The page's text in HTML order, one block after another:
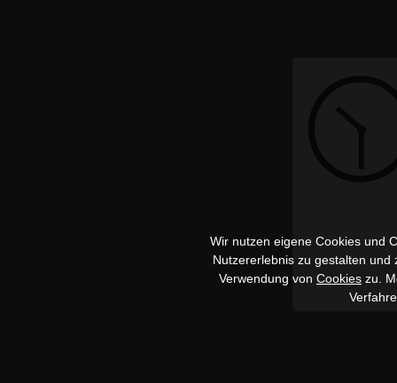
Wir nutzen eigene Cookies und
Nutzererlebnis zu gestalten
Verwendung von Cookies zu.